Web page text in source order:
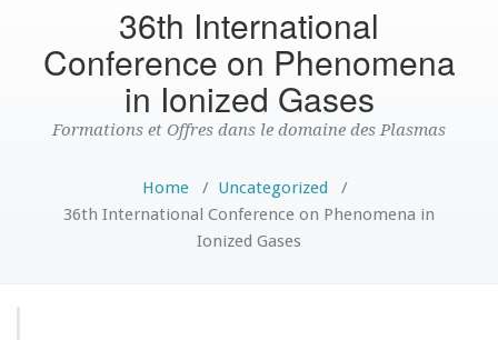
36th International
Conference on Phenomena
in Ionized Gases
Formations et Offres dans le domaine des Plasmas
Home/ Uncategorized /
36th International Conference on Phenomena in
Ionized Gases